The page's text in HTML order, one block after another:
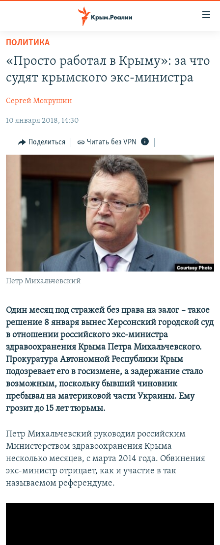
Вернуться
основному
содержанию
Вернутся
навигации
Вернутся
СПЕЦПРОЕКТЫ
КАРТА ВОЕННЫХ ОБЪЕКТОВ КРЫМА
11 ЛЕТ ОККУПАЦИИ КРЫМА. 11 ИСТОРИЙ СОПРОТИВЛЕНИЯ
ВОДА
ИСТОРИЯ
ЕЩЕ
ИНТЕРАКТИВ
ТЕЛЕПРОЕКТ КРЫМ.РЕАЛИИ
СОВЕТЫ ПРАВОЗАЩИТНИКОВ
ПОБЕДИТЕЛЕЙ НЕ СУДЯТ?
КРЫМ.НЕПОКОРЕННЫЙ
УКРАИНСКАЯ ПРОБЛЕМА КРЫМА
РАДІО СВОБОДА
КАК ОБОЙТИ БЛОКИРОВКУ
Qırımtatar
ПРИСОЕДИНЯЙТЕСЬ!
ПОЛИТИКА
«Просто работал в Крыму»: за что
судят крымского экс-министра
Сергей Мокрушин
10 января 2018, 14:30
Поделиться Читать без VPN
Петр Михальчевский
Один месяц под стражей без права на залог – такое
решение 8 января вынес Херсонский городской суд
в отношении российского экс-министра
здравоохранения Крыма Петра Михальчевского.
Прокуратура Автономной Республики Крым
подозревает его в госизмене, а задержание стало
возможным, поскольку бывший чиновник
пребывал на материковой части Украины. Ему
грозит до 15 лет тюрьмы.
Петр Михальчевский руководил российским
Министерством здравоохранения Крыма
несколько месяцев, с марта 2014 года. Обвинения
экс-министр отрицает, как и участие в так
называемом референдуме.